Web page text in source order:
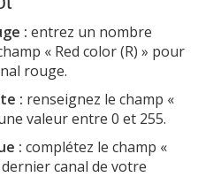
: entrez un nombre
« Red color (R) » pour
rouge.
: renseignez le champ «
valeur entre 0 et 255.
: complétez le champ «
canal de votre